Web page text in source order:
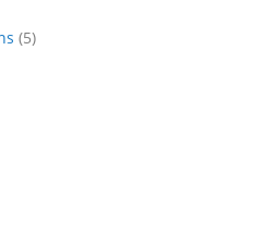
5articles